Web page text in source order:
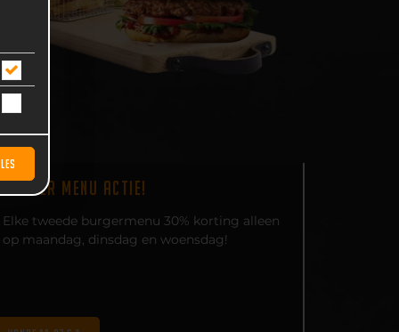
BURGER MENU ACTIE!
Elke tweede burgermenu 30% korting alleen
op maandag, dinsdag en woensdag!